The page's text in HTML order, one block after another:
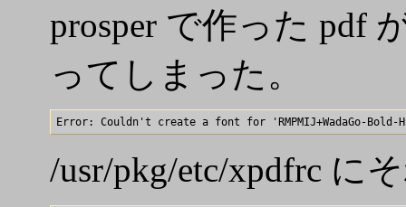
prosper で作った pdf
ってしまった。
/usr/pkg/etc/xpdfrc に